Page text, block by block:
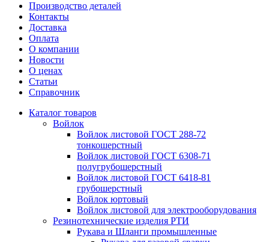
Производство деталей
Контакты
Доставка
Оплата
О компании
Новости
О ценах
Статьи
Справочник
Каталог товаров
Войлок
Войлок листовой ГОСТ 288-72
тонкошерстный
Войлок листовой ГОСТ 6308-71
полугрубошерстный
Войлок листовой ГОСТ 6418-81
грубошерстный
Войлок юртовый
Войлок листовой для электрооборудования
Резинотехнические изделия РТИ
Рукава и Шланги промышленные